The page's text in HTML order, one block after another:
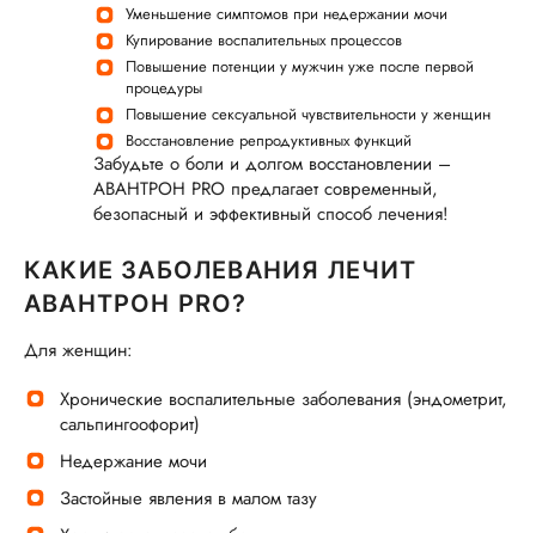
Уменьшение симптомов при недержании мочи
Купирование воспалительных процессов
Повышение потенции у мужчин уже после первой
процедуры
Повышение сексуальной чувствительности у женщин
Восстановление репродуктивных функций
Забудьте о боли и долгом восстановлении –
АВАНТРОН PRO предлагает современный,
безопасный и эффективный способ лечения!
КАКИЕ ЗАБОЛЕВАНИЯ ЛЕЧИТ
АВАНТРОН PRO?
Для женщин:
Хронические воспалительные заболевания (эндометрит,
сальпингоофорит)
Недержание мочи
Застойные явления в малом тазу